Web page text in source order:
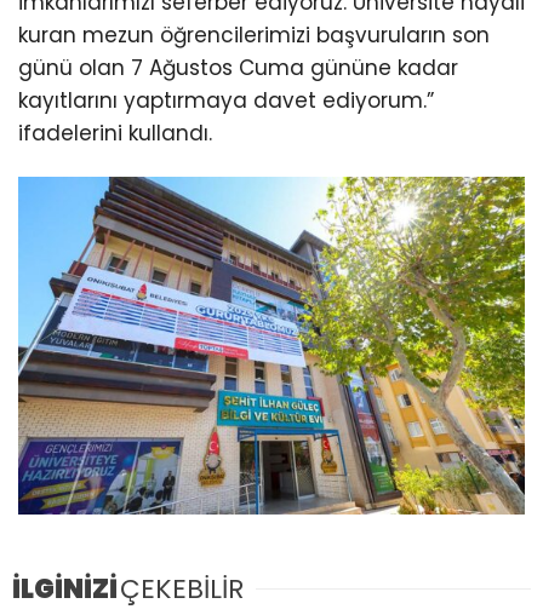
kuran mezun öğrencilerimizi başvuruların son
günü olan 7 Ağustos Cuma gününe kadar
kayıtlarını yaptırmaya davet ediyorum.”
ifadelerini kullandı.
İLGİNİZİÇEKEBİLİR